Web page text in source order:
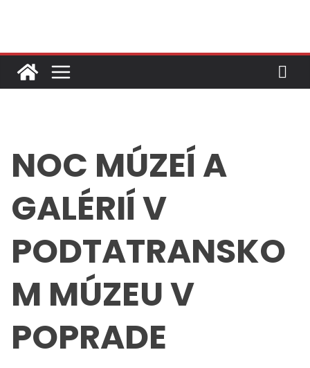
NOC MÚZEÍ A
GALÉRIÍ V
PODTATRANSKO
M MÚZEU V
POPRADE